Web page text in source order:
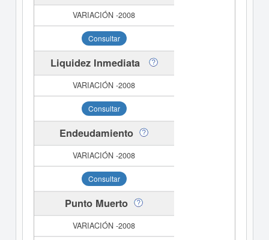
Consultar
Liquidez Inmediata
Consultar
Endeudamiento
Consultar
Punto Muerto